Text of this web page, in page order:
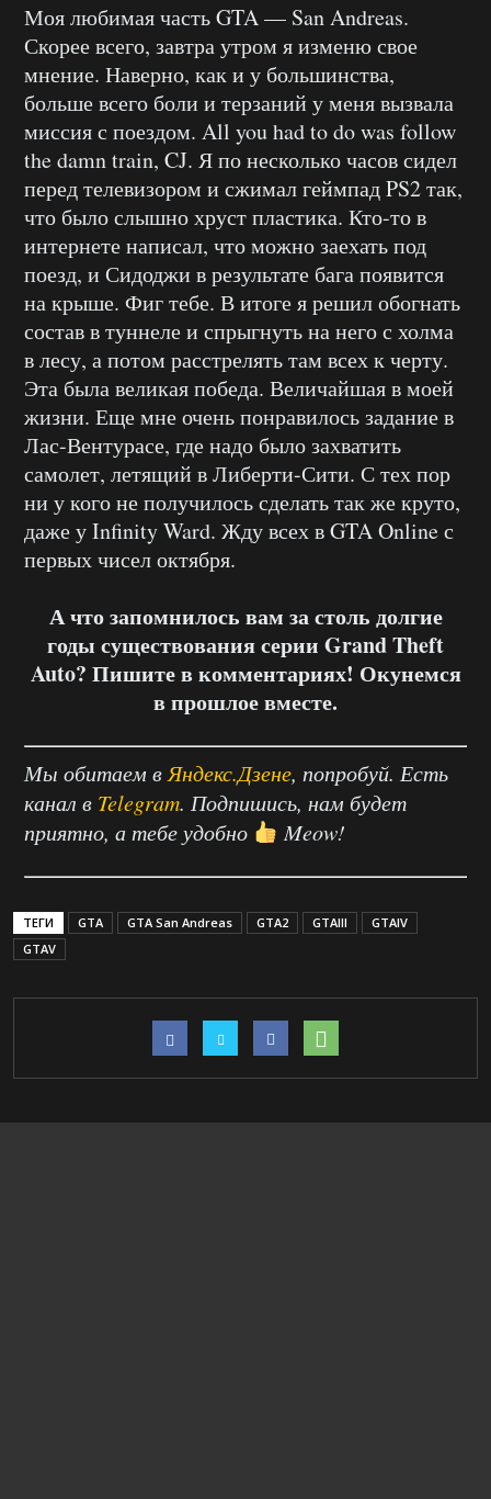
Моя любимая часть GTA — San Andreas.
Скорее всего, завтра утром я изменю свое
мнение. Наверно, как и у большинства,
больше всего боли и терзаний у меня вызвала
миссия с поездом. All you had to do was follow
the damn train, CJ. Я по несколько часов сидел
перед телевизором и сжимал геймпад PS2 так,
что было слышно хруст пластика. Кто-то в
интернете написал, что можно заехать под
поезд, и Сидоджи в результате бага появится
на крыше. Фиг тебе. В итоге я решил обогнать
состав в туннеле и спрыгнуть на него с холма
в лесу, а потом расстрелять там всех к черту.
Эта была великая победа. Величайшая в моей
жизни. Еще мне очень понравилось задание в
Лас-Вентурасе, где надо было захватить
самолет, летящий в Либерти-Сити. С тех пор
ни у кого не получилось сделать так же круто,
даже у Infinity Ward. Жду всех в GTA Online с
первых чисел октября.
А что запомнилось вам за столь долгие
годы существования серии Grand Theft
Auto? Пишите в комментариях! Окунемся
в прошлое вместе.
Мы обитаем в Яндекс.Дзене, попробуй. Есть
канал в Telegram. Подпишись, нам будет
приятно, а тебе удобно
Meow!
ТЕГИ GTA GTA San Andreas GTA2 GTAIII
GTAIV
GTAV